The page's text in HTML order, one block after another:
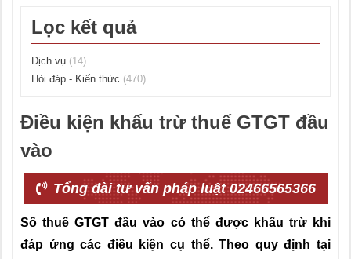
Lọc kết quả
Dịch vụ (14)
Hỏi đáp - Kiến thức (470)
Điều kiện khấu trừ thuế GTGT đầu
vào
Tổng đài tư vấn pháp luật 02466565366
Số thuế GTGT đầu vào có thể được khấu trừ khi
đáp ứng các điều kiện cụ thể. Theo quy định tại